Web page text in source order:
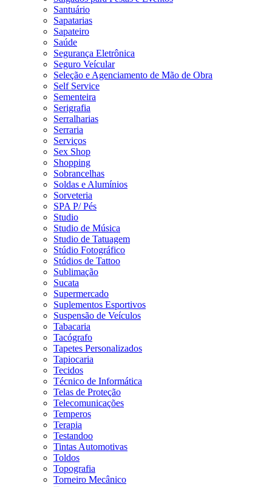
Santuário
Sapatarias
Sapateiro
Saúde
Segurança Eletrônica
Seguro Veícular
Seleção e Agenciamento de Mão de Obra
Self Service
Sementeira
Serigrafia
Serralharias
Serraria
Serviços
Sex Shop
Shopping
Sobrancelhas
Soldas e Alumínios
Sorveteria
SPA P/ Pés
Studio
Studio de Música
Studio de Tatuagem
Stúdio Fotográfico
Stúdios de Tattoo
Sublimação
Sucata
Supermercado
Suplementos Esportivos
Suspensão de Veículos
Tabacaria
Tacógrafo
Tapetes Personalizados
Tapiocaria
Tecidos
Técnico de Informática
Telas de Proteção
Telecomunicações
Temperos
Terapia
Testandoo
Tintas Automotivas
Toldos
Topografia
Torneiro Mecânico